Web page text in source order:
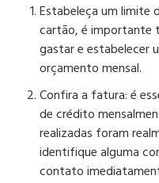
Estabeleça um limite
cartão, é importante
gastar e estabelecer
orçamento mensal.
Confira a fatura:é
de crédito
realizadas foram
identifique alguma
contato